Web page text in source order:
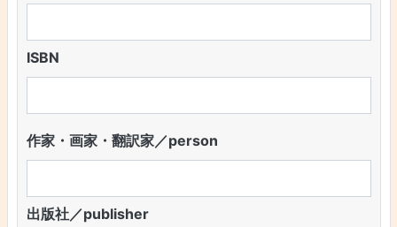
ISBN
作家・画家・翻訳家／person
出版社／publisher